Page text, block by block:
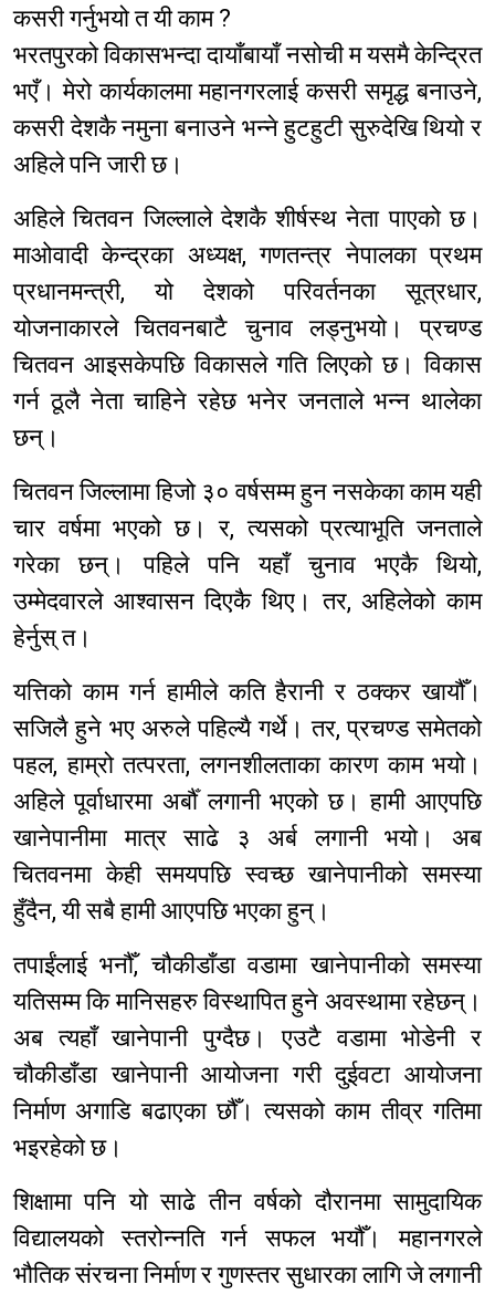
कसरी गर्नुभयो त यी काम ?
भरतपुरको विकासभन्दा दायाँबायाँ नसोची म यसमै केन्द्रित
भएँ। मेरो कार्यकालमा महानगरलाई कसरी समृद्ध बनाउने,
कसरी देशकै नमुना बनाउने भन्ने हुटहुटी सुरुदेखि थियो र
अहिले पनि जारी छ।
अहिले चितवन जिल्लाले देशकै शीर्षस्थ नेता पाएको छ।
माओवादी केन्द्रका अध्यक्ष, गणतन्त्र नेपालका प्रथम
प्रधानमन्त्री, यो देशको परिवर्तनका सूत्रधार,
योजनाकारले चितवनबाटै चुनाव लड्नुभयो। प्रचण्ड
चितवन आइसकेपछि विकासले गति लिएको छ। विकास
गर्न ठूलै नेता चाहिने रहेछ भनेर जनताले भन्न थालेका
छन्।
चितवन जिल्लामा हिजो ३० वर्षसम्म हुन नसकेका काम यही
चार वर्षमा भएको छ। र, त्यसको प्रत्याभूति जनताले
गरेका छन्। पहिले पनि यहाँ चुनाव भएकै थियो,
उम्मेदवारले आश्वासन दिएकै थिए। तर, अहिलेको काम
हेर्नुस् त।
यत्तिको काम गर्न हामीले कति हैरानी र ठक्कर खायौँ।
सजिलै हुने भए अरुले पहिल्यै गर्थे। तर, प्रचण्ड समेतको
पहल, हाम्रो तत्परता, लगनशीलताका कारण काम भयो।
अहिले पूर्वाधारमा अर्बौँ लगानी भएको छ। हामी आएपछि
खानेपानीमा मात्र साढे ३ अर्ब लगानी भयो। अब
चितवनमा केही समयपछि स्वच्छ खानेपानीको समस्या
हुँदैन, यी सबै हामी आएपछि भएका हुन्।
तपाईंलाई भनौँ, चौकीडाँडा वडामा खानेपानीको समस्या
यतिसम्म कि मानिसहरु विस्थापित हुने अवस्थामा रहेछन्।
अब त्यहाँ खानेपानी पुग्दैछ। एउटै वडामा भोडेनी र
चौकीडाँडा खानेपानी आयोजना गरी दुईवटा आयोजना
निर्माण अगाडि बढाएका छौँ। त्यसको काम तीव्र गतिमा
भइरहेको छ।
शिक्षामा पनि यो साढे तीन वर्षको दौरानमा सामुदायिक
विद्यालयको स्तरोन्नति गर्न सफल भयौँ। महानगरले
भौतिक संरचना निर्माण र गुणस्तर सुधारका लागि जे लगानी